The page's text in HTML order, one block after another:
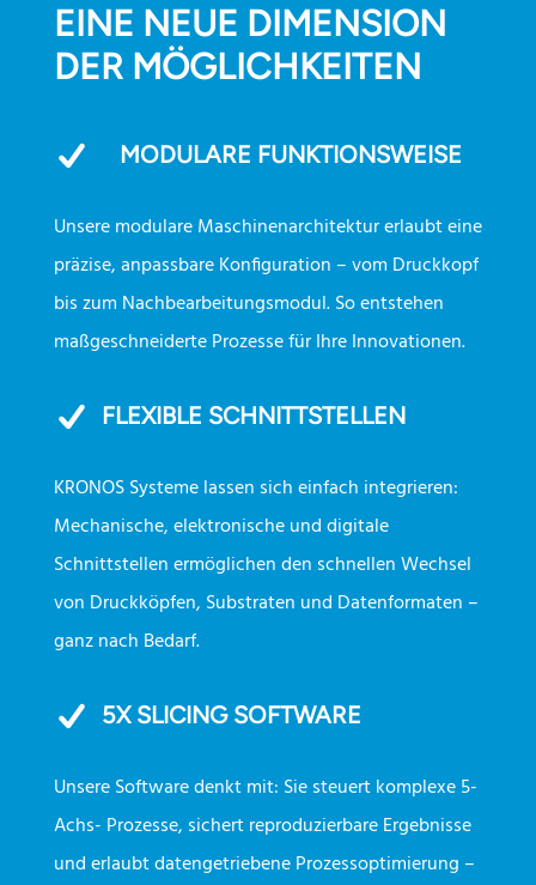
EINE NEUE DIMENSION
DER MÖGLICHKEITEN
MODULARE FUNKTIONSWEISE
Unsere modulare Maschinenarchitektur erlaubt eine
präzise, anpassbare Konfiguration – vom Druckkopf
bis zum Nachbearbeitungsmodul. So entstehen
maßgeschneiderte Prozesse für Ihre Innovationen.
FLEXIBLE SCHNITTSTELLEN
KRONOS Systeme lassen sich einfach integrieren:
Mechanische, elektronische und digitale
Schnittstellen ermöglichen den schnellen Wechsel
von Druckköpfen, Substraten und Datenformaten –
ganz nach Bedarf.
5X SLICING SOFTWARE
Unsere Software denkt mit: Sie steuert komplexe 5-
Achs- Prozesse, sichert reproduzierbare Ergebnisse
und erlaubt datengetriebene Prozessoptimierung –